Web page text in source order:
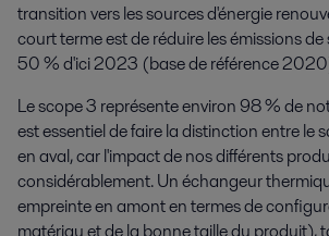
transition vers les sources d'énergie
court terme est de réduire les émissions de
50 % d'ici 2023 (base de référence
Le scope 3 représente environ 98 % de
est essentiel de faire la distinction entre le
en aval, car l'impact de nos différents
considérablement. Un échangeur
empreinte en amont en termes de